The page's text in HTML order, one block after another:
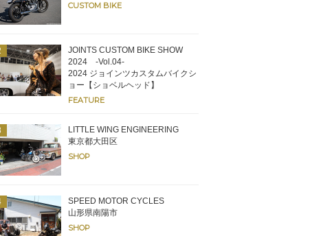
うそうだ。基本的に希望するどんな塗装にも対応する。
CUSTOM BIKE
JOINTS CUSTOM BIKE SHOW
2024 -Vol.04-
2024 ジョインツカスタムバイクシ
ョー【ショベルヘッド】
FEATURE
LITTLE WING ENGINEERING
東京都大田区
SHOP
SPEED MOTOR CYCLES
山形県南陽市
SHOP